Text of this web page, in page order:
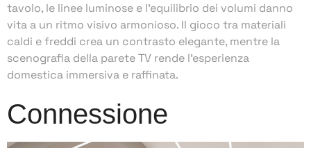
tavolo, le linee luminose e l’equilibrio dei volumi danno
vita a un ritmo visivo armonioso. Il gioco tra materiali
caldi e freddi crea un contrasto elegante, mentre la
scenografia della parete TV rende l’esperienza
domestica immersiva e raffinata.
Connessione